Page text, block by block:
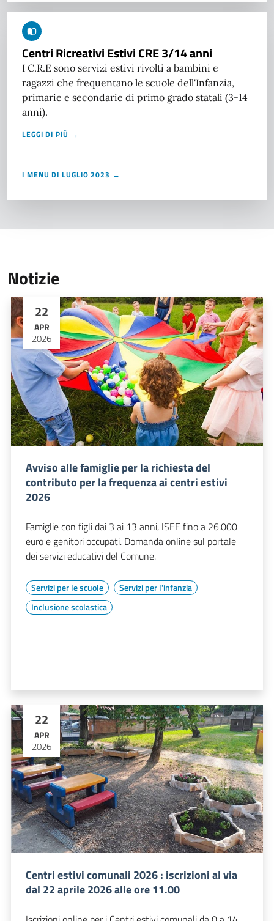
Centri Ricreativi Estivi CRE 3/14 anni
I C.R.E sono servizi estivi rivolti a bambini e
ragazzi che frequentano le scuole dell'Infanzia,
primarie e secondarie di primo grado statali (3-14
anni).
LEGGI DI PIÙ →
I MENU DI LUGLIO 2023 →
Notizie
22
APR
2026
Avviso alle famiglie per la richiesta del
contributo per la frequenza ai centri estivi
2026
Famiglie con figli dai 3 ai 13 anni, ISEE fino a 26.000
euro e genitori occupati. Domanda online sul portale
dei servizi educativi del Comune.
Servizi per le scuole
Servizi per l'infanzia
Inclusione scolastica
22
APR
2026
Centri estivi comunali 2026 : iscrizioni al via
dal 22 aprile 2026 alle ore 11.00